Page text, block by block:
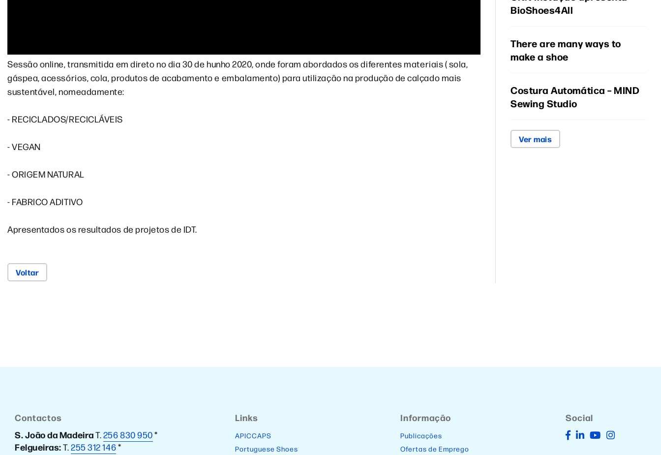
Sessão online, transmitida em direto no dia 30 de hunho 2020, onde foram abordados os diferentes materiais ( sola,
gáspea, acessórios, cola, produtos de acabamento e embalamento) para utilização na produção de calçado mais
sustentável, nomeadamente:
- RECICLADOS/RECICLÁVEIS
- VEGAN
- ORIGEM NATURAL
- FABRICO ADITIVO
Apresentados os resultados de projetos de IDT.
Voltar
BioShoes4All
There are many ways to
make a shoe
Costura Automática – MIND
Sewing Studio
Ver mais
Contactos
S. João da MadeiraT.256 830 950*
Felgueiras:T.255 312 146*
Links
APICCAPS
Portuguese Shoes
Informação
Publicações
Ofertas de Emprego
Social